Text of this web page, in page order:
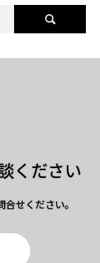
ください
せください。